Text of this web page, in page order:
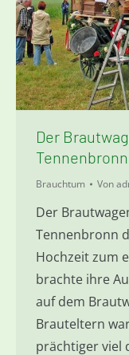
Der
Tennenbronn
Brauchtum Von
Der
Tennenbronn
Hochzeit zum
brachte ihre
auf dem
Brauteltern
prächtiger viel